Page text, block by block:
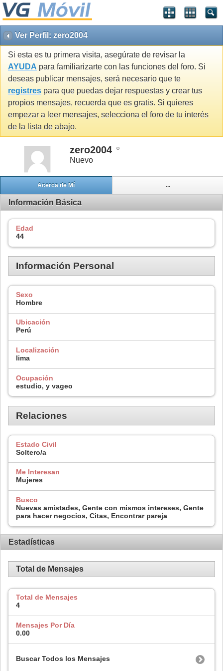
Ver Perfil: zero2004
Si esta es tu primera visita, asegúrate de revisar la
AYUDA para familiarizarte con las funciones del foro. Si
deseas publicar mensajes, será necesario que te
registres para que puedas dejar respuestas y crear tus
propios mensajes, recuerda que es gratis. Si quieres
empezar a leer mensajes, selecciona el foro de tu interés
de la lista de abajo.
zero2004
Nuevo
Acerca de Mí ...
Información Básica
Edad
44
Información Personal
Sexo
Hombre
Ubicación
Perú
Localización
lima
Ocupación
estudio, y vageo
Relaciones
Estado Civil
Soltero/a
Me Interesan
Mujeres
Busco
Nuevas amistades, Gente con mismos intereses, Gente
para hacer negocios, Citas, Encontrar pareja
Estadísticas
Total de Mensajes
Total de Mensajes
4
Mensajes Por Día
0.00
Buscar Todos los Mensajes